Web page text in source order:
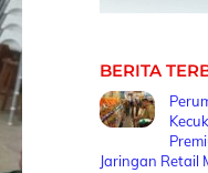
BERITA
Jaringan Retail